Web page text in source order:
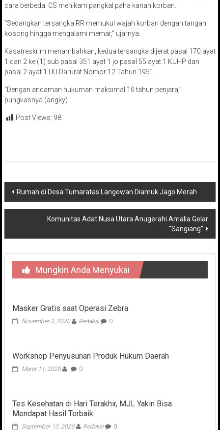
cara berbeda. CS menikam pangkal paha kanan korban.
“Sedangkan tersangka RR memukul wajah korban dengan tangan
kosong hingga mengalami memar,” ujarnya.
Kasatreskrim menambahkan, kedua tersangka dijerat pasal 170 ayat
1 dan 2 ke (1) sub pasal 351 ayat 1 jo pasal 55 ayat 1 KUHP dan
pasal 2 ayat 1 UU Darurat Nomor 12 Tahun 1951.
“Dengan ancaman hukuman maksimal 10 tahun penjara,”
pungkasnya.(angky)
Post Views: 98
Navigasi
pos
Rumah di Desa Tumaratas Langowan Diamuk Jago Merah
Komunitas Adat Nusa Utara Anugerahi Amalia Gelar
“Sangiang”
Mungkin Anda Menyukai
Masker Gratis saat Operasi Zebra
November 3, 2020 Redaksi 0
Workshop Penyusunan Produk Hukum Daerah
Maret 11, 2020 0
Tes Kesehatan di Hari Terakhir, MJL Yakin Bisa
Mendapat Hasil Terbaik
September 10, 2020 Redaksi 0